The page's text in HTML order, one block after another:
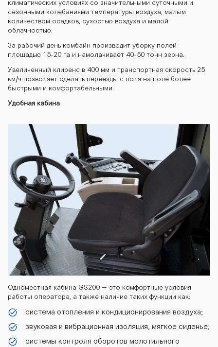
ayn-gs200 ko
mbayn-gs200
kombayn-gs20
0 kombayn-gs
200 kombayn-
gs200 kombay
n-gs200 komb
ayn-gs200 ko
климатических условиях со значительными суточными и
сезонными колебаниями температуры воздуха, малым
количеством осадков, сухостью воздуха и малой
облачностью.
За рабочий день комбайн производит уборку полей
площадью 15-20 га и намолачивает 40-50 тонн зерна.
Увеличенный клиренс в 400 мм и транспортная скорость 25
км/ч позволяет сделать переезды с поля на поле более
быстрыми и комфортабельными.
Удобная кабина
Одноместная кабина GS200 – это комфортные условия
работы оператора, а также наличие таких функции как:
система отопления и кондиционирования воздуха;
звуковая и вибрационная изоляция, мягкое сиденье;
системы контроля оборотов молотильного